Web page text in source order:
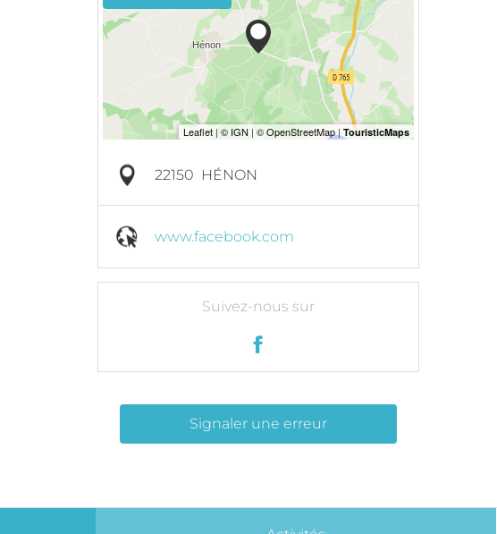
22150 HÉNON
www.facebook.com
Suivez-nous sur
Signaler une erreur